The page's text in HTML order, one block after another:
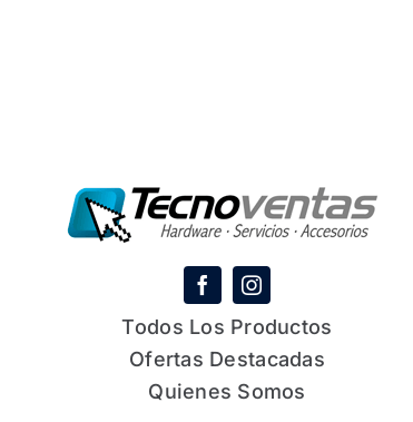
Todos Los Productos
Ofertas Destacadas
Quienes Somos